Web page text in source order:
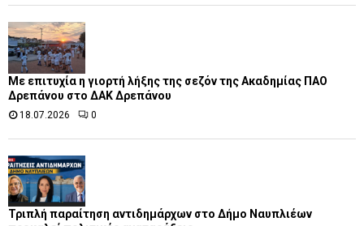
Με επιτυχία η γιορτή λήξης της σεζόν της Ακαδημίας ΠΑΟ
Δρεπάνου στο ΔΑΚ Δρεπάνου
18.07.2026 0
Τριπλή παραίτηση αντιδημάρχων στο Δήμο Ναυπλιέων